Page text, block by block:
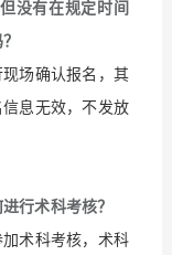
没有在规定时间
场确认报名，其
息无效，不发放
行术科考核？
术科考核，术科